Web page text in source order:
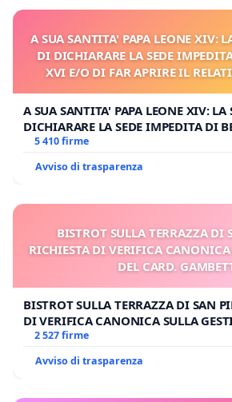
A SUA SANTITA' PAPA LEONE XIV:
DI DICHIARARE LA SEDE
XVI E/O DI FAR APRIRE IL
A SUA SANTITA' PAPA LEONE XIV:
DICHIARARE LA SEDE IMPEDITA DI
E/O DI FAR APRIRE IL RELATIVO
5 410 firme
Avviso di trasparenza
BISTROT SULLA TERRAZZA DI
RICHIESTA DI VERIFICA CANONICA
DEL CARD.
BISTROT SULLA TERRAZZA DI SAN
DI VERIFICA CANONICA SULLA
GAMBETTI
2 527 firme
Avviso di trasparenza